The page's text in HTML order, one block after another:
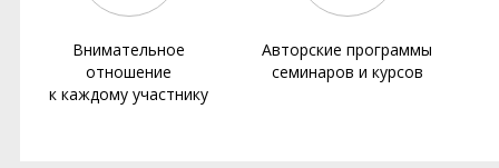
Внимательное
отношение
к каждому участнику
Авторские программы
семинаров и курсов